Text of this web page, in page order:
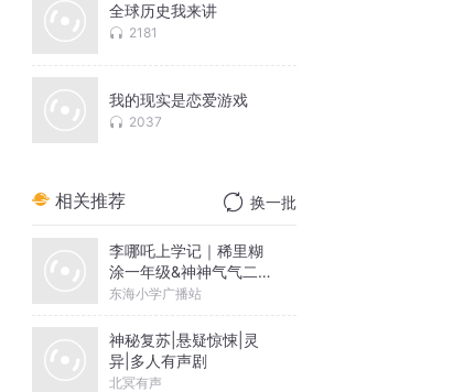
全球历史我来讲
2181
我的现实是恋爱游戏
2037
相关推荐 换一批
李哪吒上学记｜稀里糊
涂一年级&神神气气二年
级
东海小学广播站
神秘复苏|悬疑惊悚|灵
异|多人有声剧
北冥有声